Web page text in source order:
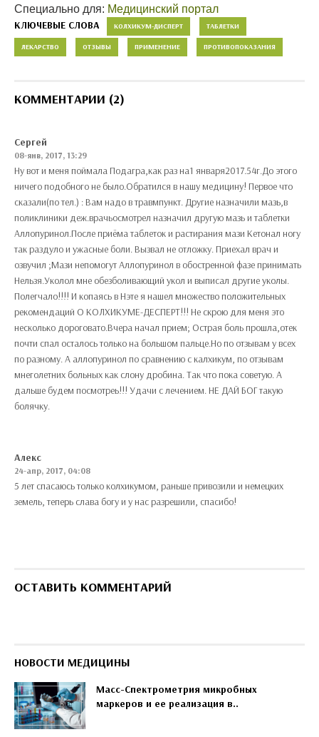
Специально для: Медицинский портал
КЛЮЧЕВЫЕ СЛОВА КОЛХИКУМ-ДИСПЕРТ ТАБЛЕТКИ
ЛЕКАРСТВО ОТЗЫВЫ ПРИМЕНЕНИЕ ПРОТИВОПОКАЗАНИЯ
КОММЕНТАРИИ (2)
Сергей
08-янв, 2017, 13:29
Ну вот и меня поймала Подагра,как раз на1 января2017.54г.До этого
ничего подобного не было.Обратился в нашу медицину! Первое что
сказали(по тел.) : Вам надо в травмпункт. Другие назначили мазь,в
поликлиники деж.врачьосмотрел назначил другую мазь и таблетки
Аллопуринол.После приёма таблеток и растирания мази Кетонал ногу
так раздуло и ужасные боли. Вызвал не отложку. Приехал врач и
озвучил ;Мази непомогут Аллопуринол в обостренной фазе принимать
Нельзя.Уколол мне обезболивающий укол и выписал другие уколы.
Полегчало!!!! И копаясь в Нэте я нашел множество положительных
рекомендаций О КОЛХИКУМЕ-ДЕСПЕРТ!!! Не скрою для меня это
несколько дороговато.Вчера начал прием; Острая боль прошла,отек
почти спал осталось только на большом пальце.Но по отзывам у всех
по разному. А аллопуринол по сравнению с калхикум, по отзывам
мнеголетних больных как слону дробина. Так что пока советую. А
дальше будем посмотреь!!! Удачи с лечением. НЕ ДАЙ БОГ такую
болячку.
Алекс
24-апр, 2017, 04:08
5 лет спасаюсь только колхикумом, раньше привозили и немецких
земель, теперь слава богу и у нас разрешили, спасибо!
ОСТАВИТЬ КОММЕНТАРИЙ
НОВОСТИ МЕДИЦИНЫ
Масс-Спектрометрия микробных
маркеров и ее реализация в..